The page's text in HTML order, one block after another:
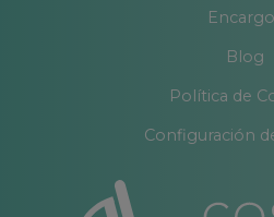
Blog
Política de
Configuración